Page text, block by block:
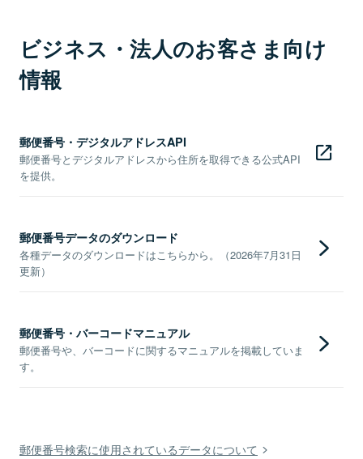
ビジネス・法人のお客さま向け
情報
郵便番号・デジタルアドレスAPI
郵便番号とデジタルアドレスから住所を取得できる公式API
を提供。
郵便番号データのダウンロード
各種データのダウンロードはこちらから。（2026年7月31日
更新）
郵便番号・バーコードマニュアル
郵便番号や、バーコードに関するマニュアルを掲載していま
す。
郵便番号検索に使用されているデータについて